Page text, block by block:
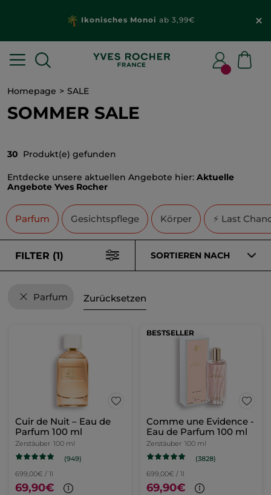
Ikonisches Monoi ab 3,99€
Homepage SALE
SOMMER SALE
30 Produkt(e) gefunden
Entdecke unsere aktuellen Angebote hier: Aktuelle
Angebote Yves Rocher
Parfum Gesichtspflege Körper ⚡ Last
FILTER (1) SORTIEREN NACH
Parfum Zurücksetzen
Cuir de Nuit – Eau de
Parfum 100 ml
Zerstäuber 100 ml
(949)
699,00€ / 1l
69,90€
BESTSELLER
Comme une Evidence -
Eau de Parfum 100 ml
Zerstäuber 100 ml
(3828)
699,00€ / 1l
69,90€